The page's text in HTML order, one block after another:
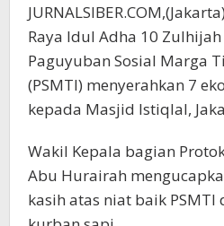
Istiqlal
Raya Idul Adha 10
Paguyuban Sosial Marga
(PSMTI) menyerahkan 7
kepada Masjid Istiqlal,
Wakil Kepala bagian
Abu Hurairah
kasih atas niat baik